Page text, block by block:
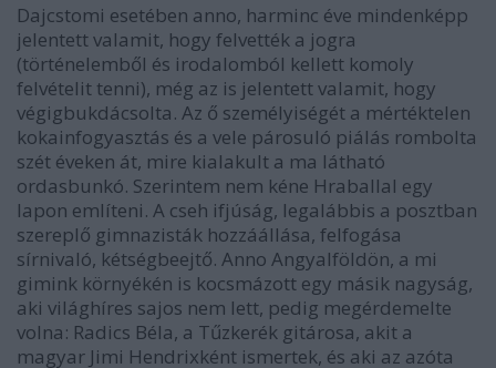
Dajcstomi esetében anno, harminc éve mindenképp
jelentett valamit, hogy felvették a jogra
(történelemből és irodalomból kellett komoly
felvételit tenni), még az is jelentett valamit, hogy
végigbukdácsolta. Az ő személyiségét a mértéktelen
kokainfogyasztás és a vele párosuló piálás rombolta
szét éveken át, mire kialakult a ma látható
ordasbunkó. Szerintem nem kéne Hraballal egy
lapon említeni. A cseh ifjúság, legalábbis a posztban
szereplő gimnazisták hozzáállása, felfogása
sírnivaló, kétségbeejtő. Anno Angyalföldön, a mi
gimink környékén is kocsmázott egy másik nagyság,
aki világhíres sajos nem lett, pedig megérdemelte
volna: Radics Béla, a Tűzkerék gitárosa, akit a
magyar Jimi Hendrixként ismertek, és aki az azóta